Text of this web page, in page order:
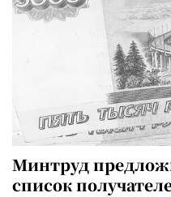
Минтруд
список